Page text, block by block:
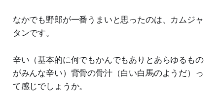
なかでも野郎が一番うまいと思ったのは、カムジャ
タンです。
辛い（基本的に何でもかんでもありとあらゆるもの
がみんな辛い）背骨の骨汁（白い白馬のようだ）っ
て感じでしょうか。